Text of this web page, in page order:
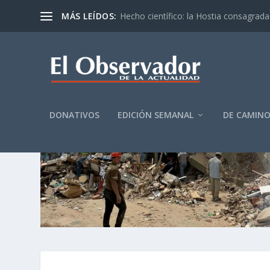
MÁS LEÍDOS: Hecho científico: la Hostia
DONATIVOS EDICIÓN SEMANAL DE